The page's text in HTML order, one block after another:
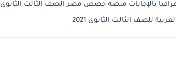
بالإجابات منصة حصص مصر الصف الثالث الثانوى 2021
للصف الثالث الثانوى 2021